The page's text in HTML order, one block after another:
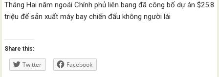
Tháng Hai năm ngoái Chính phủ liên bang đã công bố dự án $25.8
triệu để sản xuất máy bay chiến đấu không người lái
Share this:
Twitter Facebook